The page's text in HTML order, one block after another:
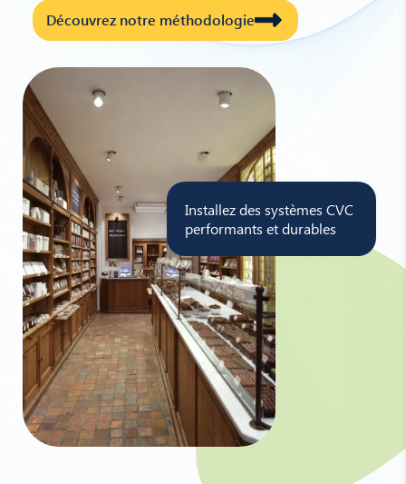
Découvrez notre méthodologie
Installez des systèmes CVC
performants et durables